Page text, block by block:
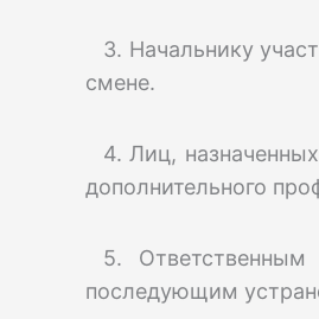
3. Начальнику
смене.
4. Лиц,
дополнительного
5. Ответственным
последующим